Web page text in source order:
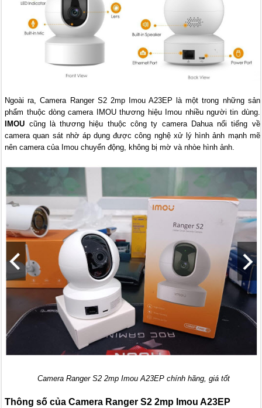
Ngoài ra, Camera Ranger S2 2mp Imou A23EP là một trong những sản
phẩm thuộc dòng camera IMOU thương hiệu Imou nhiều người tin dùng.
IMOU cũng là thương hiệu thuộc công ty camera Dahua nổi tiếng về
camera quan sát nhờ áp dụng được công nghệ xử lý hình ảnh mạnh mẽ
nên camera của Imou chuyển động, không bị mờ và nhòe hình ảnh.
Camera Ranger S2 2mp Imou A23EP chính hãng, giá tốt
Thông số của Camera Ranger S2 2mp Imou A23EP